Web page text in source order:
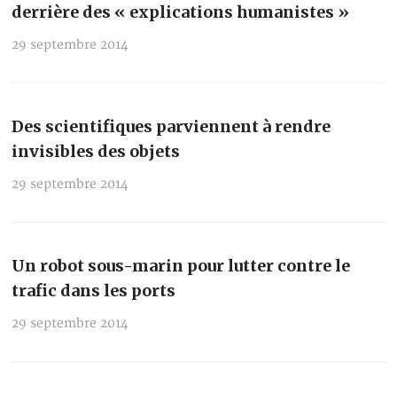
derrière des « explications humanistes »
29 septembre 2014
Des scientifiques parviennent à rendre
invisibles des objets
29 septembre 2014
Un robot sous-marin pour lutter contre le
trafic dans les ports
29 septembre 2014